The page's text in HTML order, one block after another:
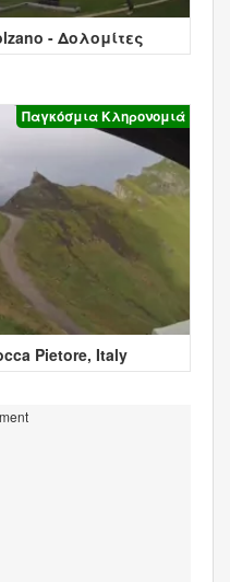
- Δολομίτες
Παγκόσμια Κληρονομιά
Pietore, Italy